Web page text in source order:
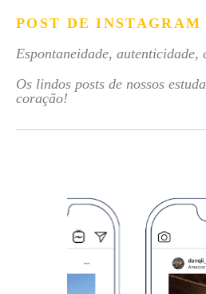
POST DE INSTAGRAM
Espontaneidade,
Os lindos posts de nossos
coração!